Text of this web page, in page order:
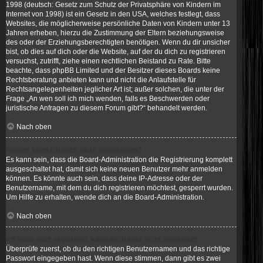
1998 (deutsch: Gesetz zum Schutz der Privatsphäre von Kindern im
Internet von 1998) ist ein Gesetz in den USA, welches festlegt, dass
Websites, die möglicherweise persönliche Daten von Kindern unter 13
Jahren erheben, hierzu die Zustimmung der Eltern beziehungsweise
des oder der Erziehungsberechtigten benötigen. Wenn du dir unsicher
bist, ob dies auf dich oder die Website, auf der du dich zu registrieren
versuchst, zutrifft, ziehe einen rechtlichen Beistand zu Rate. Bitte
beachte, dass phpBB Limited und der Besitzer dieses Boards keine
Rechtsberatung anbieten kann und nicht die Anlaufstelle für
Rechtsangelegenheiten jeglicher Art ist; außer solchen, die unter der
Frage „An wen soll ich mich wenden, falls es Beschwerden oder
juristische Anfragen zu diesem Forum gibt?“ behandelt werden.
Nach oben
Es kann sein, dass die Board-Administration die Registrierung komplett
ausgeschaltet hat, damit sich keine neuen Benutzer mehr anmelden
können. Es könnte auch sein, dass deine IP-Adresse oder der
Benutzername, mit dem du dich registrieren möchtest, gesperrt wurden.
Um Hilfe zu erhalten, wende dich an die Board-Administration.
Nach oben
Überprüfe zuerst, ob du den richtigen Benutzernamen und das richtige
Passwort eingegeben hast. Wenn diese stimmen, dann gibt es zwei